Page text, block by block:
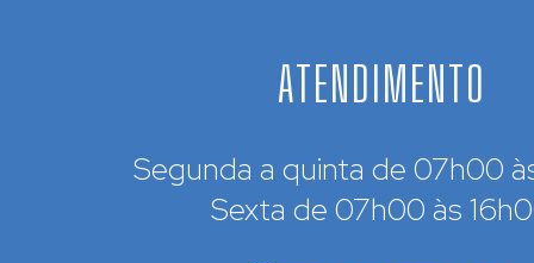
ATENDIMENTO
Segunda a quinta de 07h00
Sexta de 07h00 às